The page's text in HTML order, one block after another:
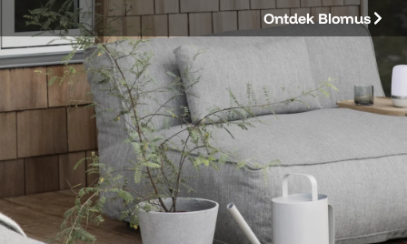
Ontdek Blomus